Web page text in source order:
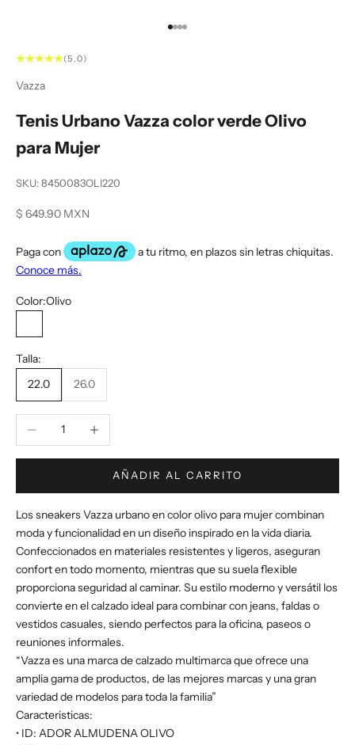
Ir al artículo 1
Ir al artículo 2
Ir al artículo 3
Ir al artículo 4
(5.0)
Vazza
Tenis Urbano Vazza color verde Olivo
para Mujer
SKU: 8450083OLI220
Precio de oferta
$ 649.90 MXN
Color:Olivo
Talla:
22.0
26.0
Reducir cantidad
AÑADIR AL CARRITO
Los sneakers Vazza urbano en color olivo para mujer combinan
moda y funcionalidad en un diseño inspirado en la vida diaria.
Confeccionados en materiales resistentes y ligeros, aseguran
confort en todo momento, mientras que su suela flexible
proporciona seguridad al caminar. Su estilo moderno y versátil los
convierte en el calzado ideal para combinar con jeans, faldas o
vestidos casuales, siendo perfectos para la oficina, paseos o
reuniones informales.
“Vazza es una marca de calzado multimarca que ofrece una
amplia gama de productos, de las mejores marcas y una gran
variedad de modelos para toda la familia”
Caracteristicas:
• ID: ADOR ALMUDENA OLIVO